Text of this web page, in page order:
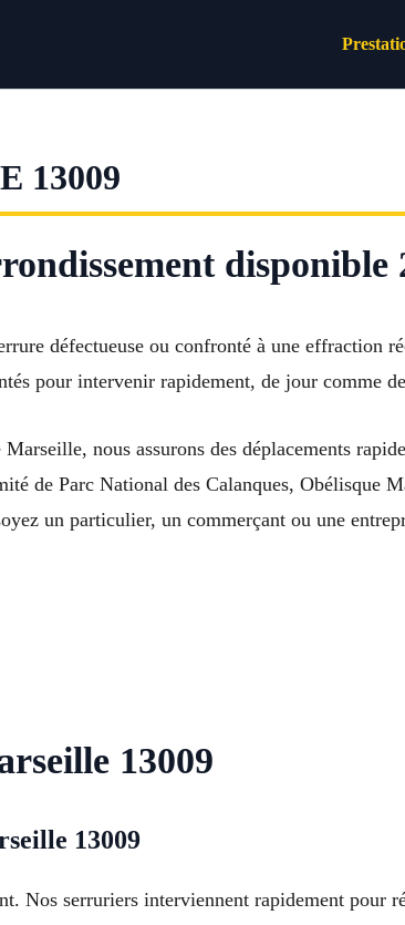
13009
disponible
défectueuse ou confronté à une effraction
pour intervenir rapidement, de jour comme
nous assurons des déplacements
de Parc National des Calanques, Obélisque
un particulier, un commerçant ou une
13009
13009
Nos serruriers interviennent rapidement pour